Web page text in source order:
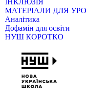
МАТЕРІАЛИ ДЛЯ
Аналітика
Дофамін для освіти
НУШ КОРОТКО